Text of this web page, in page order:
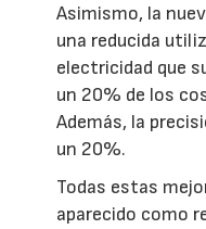
Asimismo, la
una reducida
electricidad que
un 20% de los
Además, la
un 20%.
Todas estas
aparecido como